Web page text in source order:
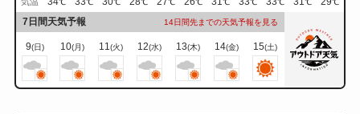
℃ ℃ ℃ ℃ ℃ ℃ ℃ ℃ ℃ ℃ ℃
7日間天気予報 14日間先までの天気予報を見る
9(日) 10(月) 11(火) 12(水) 13(木) 14(金) 15(土)